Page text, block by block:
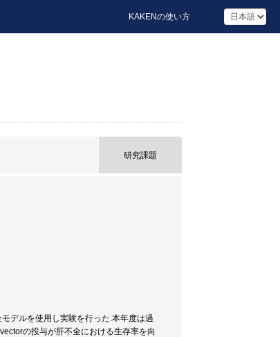
KAKENの使い方
研究課題
デルを使用し実験を行った.本年度は過
の投与が肝不全における生存率を向